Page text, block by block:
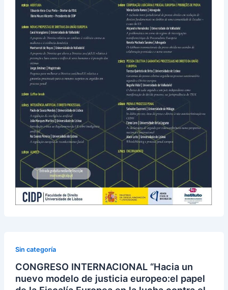
Sin categoría
CONGRESO INTERNACIONAL “Hacia un
nuevo modelo de justicia europeo:el papel